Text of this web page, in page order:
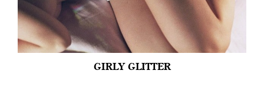
GIRLY GLITTER